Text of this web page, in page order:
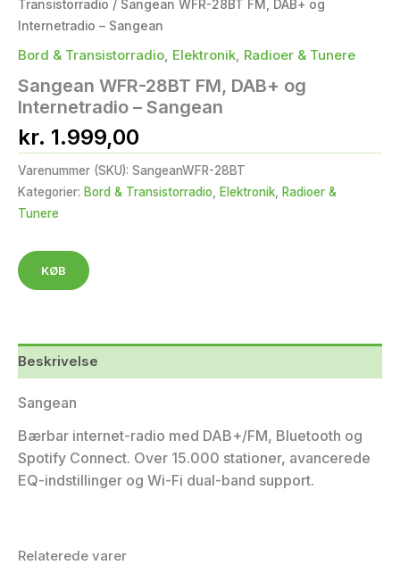
Transistorradio / Sangean WFR-28BT FM, DAB+ og
Internetradio – Sangean
Bord & Transistorradio, Elektronik, Radioer & Tunere
Sangean WFR-28BT FM, DAB+ og
Internetradio – Sangean
kr. 1.999,00
Varenummer (SKU): SangeanWFR-28BT
Kategorier: Bord & Transistorradio Elektronik
Radioer &
Tunere
KØB
Beskrivelse
Sangean
Bærbar internet-radio med DAB+/FM, Bluetooth og
Spotify Connect. Over 15.000 stationer, avancerede
EQ-indstillinger og Wi-Fi dual-band support.
Relaterede varer